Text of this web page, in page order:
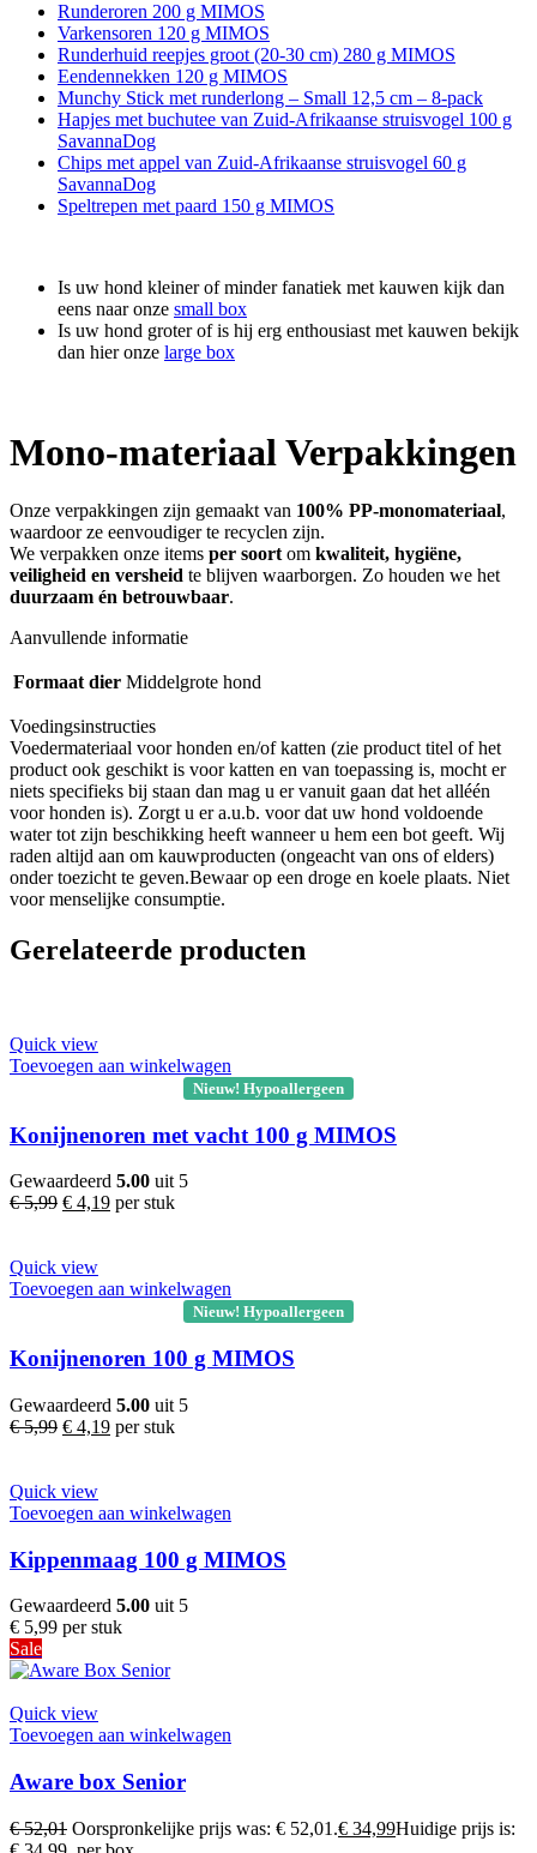
Runderoren 200 g MIMOS
Varkensoren 120 g MIMOS
Runderhuid reepjes groot (20-30 cm) 280 g MIMOS
Eendennekken 120 g MIMOS
Munchy Stick met runderlong – Small 12,5 cm – 8-pack
Hapjes met buchutee van Zuid-Afrikaanse struisvogel 100 g
SavannaDog
Chips met appel van Zuid-Afrikaanse struisvogel 60 g
SavannaDog
Speltrepen met paard 150 g MIMOS
Is uw hond kleiner of minder fanatiek met kauwen kijk dan
eens naar onze small box
Is uw hond groter of is hij erg enthousiast met kauwen bekijk
dan hier onze large box
Mono-materiaal Verpakkingen
Onze verpakkingen zijn gemaakt van 100% PP-monomateriaal,
waardoor ze eenvoudiger te recyclen zijn.
We verpakken onze items per soort om kwaliteit, hygiëne,
veiligheid en versheid te blijven waarborgen. Zo houden we het
duurzaam én betrouwbaar.
Aanvullende informatie
Formaat dier Middelgrote hond
Voedingsinstructies
Voedermateriaal voor honden en/of katten (zie product titel of het
product ook geschikt is voor katten en van toepassing is, mocht er
niets specifieks bij staan dan mag u er vanuit gaan dat het alléén
voor honden is). Zorgt u er a.u.b. voor dat uw hond voldoende
water tot zijn beschikking heeft wanneer u hem een bot geeft. Wij
raden altijd aan om kauwproducten (ongeacht van ons of elders)
onder toezicht te geven.Bewaar op een droge en koele plaats. Niet
voor menselijke consumptie.
Gerelateerde producten
Quick view
Toevoegen aan winkelwagen
Nieuw! Hypoallergeen
Konijnenoren met vacht 100 g MIMOS
Gewaardeerd 5.00 uit 5
€5,99 € 4,19 per stuk
Quick view
Toevoegen aan winkelwagen
Nieuw! Hypoallergeen
Konijnenoren 100 g MIMOS
Gewaardeerd 5.00 uit 5
€5,99 € 4,19 per stuk
Quick view
Toevoegen aan winkelwagen
Kippenmaag 100 g MIMOS
Gewaardeerd 5.00 uit 5
€ 5,99 per stuk
Sale
Quick view
Toevoegen aan winkelwagen
Aware box Senior
€52,01 Oorspronkelijke prijs was: € 52,01.€ 34,99Huidige prijs is: